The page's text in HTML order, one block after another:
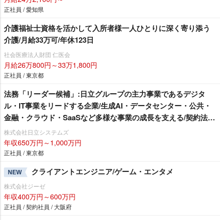
正社員 / 愛知県
介護福祉士資格を活かして入所者様一人ひとりに深く寄り添う
介護/月給33万可/年休123日
社会医療法人財団 仁医会
月給26万800円～33万1,800円
正社員 / 東京都
法務「リーダー候補」:日立グループの主力事業であるデジタ
ル・IT事業をリードする企業/生成AI・データセンター・公共・
金融・クラウド・SaaSなど多様な事業の成長を支える/契約法務
中心/システムインテグレータ・ソフトハウス
株式会社日立システムズ
年収650万円～1,000万円
正社員 / 東京都
NEW クライアントエンジニア/ゲーム・エンタメ
株式会社ジーゼ
年収400万円～600万円
正社員 / 契約社員 / 大阪府